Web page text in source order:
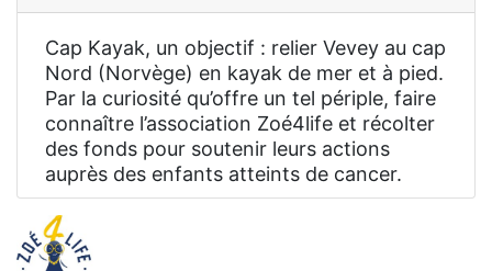
Cap Kayak, un objectif : relier Vevey au cap
Nord (Norvège) en kayak de mer et à pied.
Par la curiosité qu’offre un tel périple, faire
connaître l’association Zoé4life et récolter
des fonds pour soutenir leurs actions
auprès des enfants atteints de cancer.